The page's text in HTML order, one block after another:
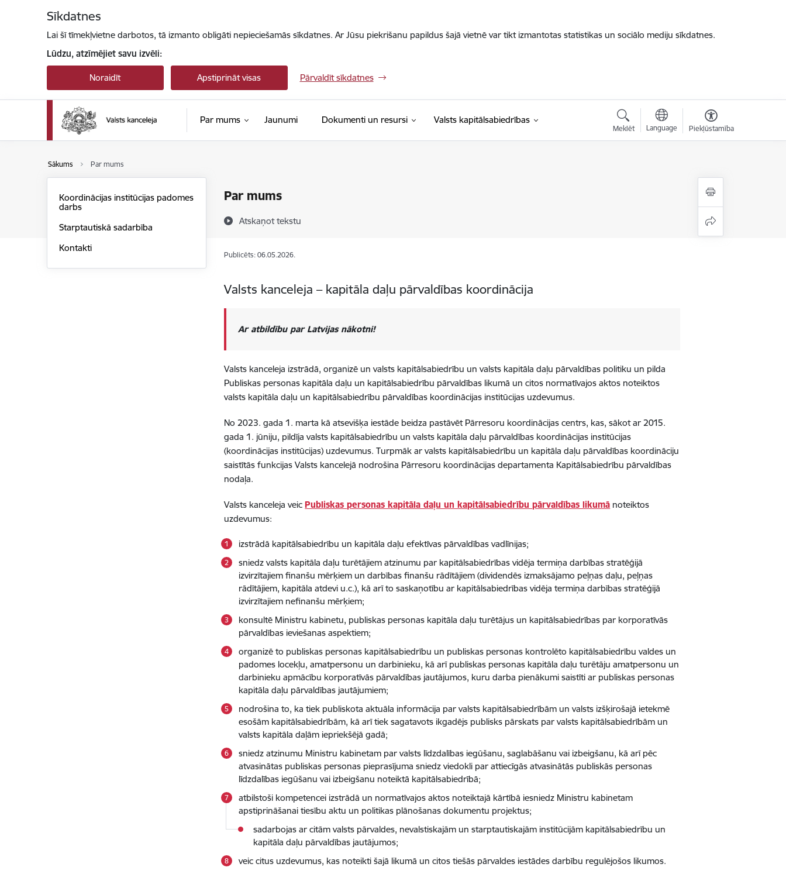
Sīkdatnes
Lai šī tīmekļvietne darbotos, tā izmanto obligāti nepieciešamās sīkdatnes. Ar Jūsu piekrišanu papildus šajā vietnē var tikt izmantotas statistikas un sociālo mediju sīkdatnes.
Lūdzu, atzīmējiet savu izvēli:
Noraidīt Apstiprināt visas Pārvaldīt sīkdatnes
Par mums Jaunumi Dokumenti un resursi Valsts kapitālsabiedrības
Meklēt Language Piekļūstamība
Sākums Par mums
Par mums
Atskaņot tekstu
Koordinācijas institūcijas padomes
darbs
Starptautiskā sadarbība
Kontakti
Publicēts: 06.05.2026.
Valsts kanceleja – kapitāla daļu pārvaldības koordinācija
Ar atbildību par Latvijas nākotni!
Valsts kanceleja izstrādā, organizē un valsts kapitālsabiedrību un valsts kapitāla daļu pārvaldības politiku un pilda
Publiskas personas kapitāla daļu un kapitālsabiedrību pārvaldības likumā un citos normatīvajos aktos noteiktos
valsts kapitāla daļu un kapitālsabiedrību pārvaldības koordinācijas institūcijas uzdevumus.
No 2023. gada 1. marta kā atsevišķa iestāde beidza pastāvēt Pārresoru koordinācijas centrs, kas, sākot ar 2015.
gada 1. jūniju, pildīja valsts kapitālsabiedrību un valsts kapitāla daļu pārvaldības koordinācijas institūcijas
(koordinācijas institūcijas) uzdevumus. Turpmāk ar valsts kapitālsabiedrību un kapitāla daļu pārvaldības koordināciju
saistītās funkcijas Valsts kancelejā nodrošina Pārresoru koordinācijas departamenta Kapitālsabiedrību pārvaldības
nodaļa.
Valsts kanceleja veicPubliskas personas kapitāla daļu un kapitālsabiedrību pārvaldības likumā noteiktos
uzdevumus:
izstrādā kapitālsabiedrību un kapitāla daļu efektīvas pārvaldības vadlīnijas;
sniedz valsts kapitāla daļu turētājiem atzinumu par kapitālsabiedrības vidēja termiņa darbības stratēģijā
izvirzītajiem finanšu mērķiem un darbības finanšu rādītājiem (dividendēs izmaksājamo peļņas daļu, peļņas
rādītājiem, kapitāla atdevi u.c.), kā arī to saskaņotību ar kapitālsabiedrības vidēja termiņa darbības stratēģijā
izvirzītajiem nefinanšu mērķiem;
konsultē Ministru kabinetu, publiskas personas kapitāla daļu turētājus un kapitālsabiedrības par korporatīvās
pārvaldības ieviešanas aspektiem;
organizē to publiskas personas kapitālsabiedrību un publiskas personas kontrolēto kapitālsabiedrību valdes un
padomes locekļu, amatpersonu un darbinieku, kā arī publiskas personas kapitāla daļu turētāju amatpersonu un
darbinieku apmācību korporatīvās pārvaldības jautājumos, kuru darba pienākumi saistīti ar publiskas personas
kapitāla daļu pārvaldības jautājumiem;
nodrošina to, ka tiek publiskota aktuāla informācija par valsts kapitālsabiedrībām un valsts izšķirošajā ietekmē
esošām kapitālsabiedrībām, kā arī tiek sagatavots ikgadējs publisks pārskats par valsts kapitālsabiedrībām un
valsts kapitāla daļām iepriekšējā gadā;
sniedz atzinumu Ministru kabinetam par valsts līdzdalības iegūšanu, saglabāšanu vai izbeigšanu, kā arī pēc
atvasinātas publiskas personas pieprasījuma sniedz viedokli par attiecīgās atvasinātās publiskās personas
līdzdalības iegūšanu vai izbeigšanu noteiktā kapitālsabiedrībā;
atbilstoši kompetencei izstrādā un normatīvajos aktos noteiktajā kārtībā iesniedz Ministru kabinetam
apstiprināšanai tiesību aktu un politikas plānošanas dokumentu projektus;
sadarbojas ar citām valsts pārvaldes, nevalstiskajām un starptautiskajām institūcijām kapitālsabiedrību un
kapitāla daļu pārvaldības jautājumos;
veic citus uzdevumus, kas noteikti šajā likumā un citos tiešās pārvaldes iestādes darbību regulējošos likumos.